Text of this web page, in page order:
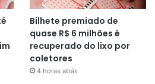
Bilhete premiado de
quase R$ 6 milhões é
recuperado do lixo por
coletores
4 horas atrás